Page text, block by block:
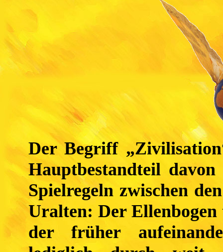
Der Begriff
Hauptbestandteil
Spielregeln zwischen
Uralten: Der
der früher